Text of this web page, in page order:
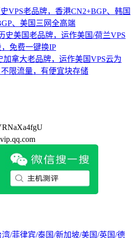
VPS老品牌，香港CN2+BGP、韩国
、美国三网全高端
史美国老品牌，运作美国/荷兰VPS
免费一键换IP
加拿大老品牌，运作美国VPS云为
不限流量，有便宜块存储
湾/菲律宾/泰国/新加坡/美国/英国/德